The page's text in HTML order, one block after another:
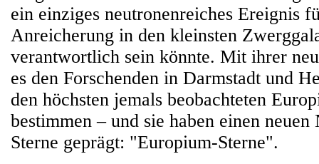
ein einziges neutronenreiches Ereignis
Anreicherung in den kleinsten
verantwortlich sein könnte. Mit ihrer
es den Forschenden in Darmstadt und
den höchsten jemals beobachteten
bestimmen – und sie haben einen neuen
Sterne geprägt: "Europium-Sterne".